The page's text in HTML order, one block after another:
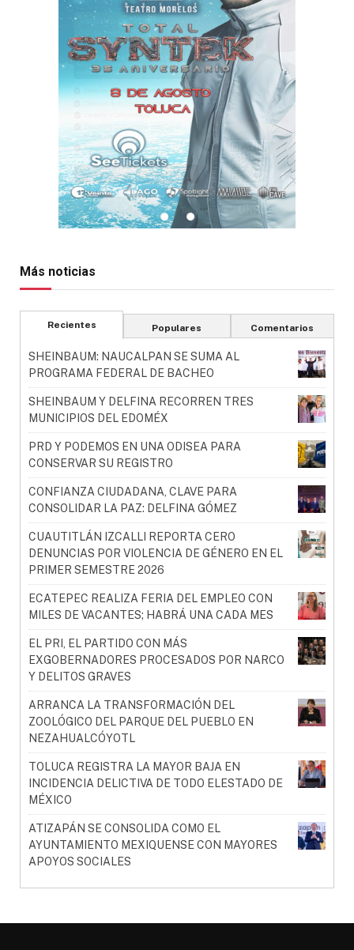
Más noticias
Recientes Populares Comentarios
SHEINBAUM: NAUCALPAN SE SUMA AL
PROGRAMA FEDERAL DE BACHEO
SHEINBAUM Y DELFINA RECORREN TRES
MUNICIPIOS DEL EDOMÉX
PRD Y PODEMOS EN UNA ODISEA PARA
CONSERVAR SU REGISTRO
CONFIANZA CIUDADANA, CLAVE PARA
CONSOLIDAR LA PAZ: DELFINA GÓMEZ
CUAUTITLÁN IZCALLI REPORTA CERO
DENUNCIAS POR VIOLENCIA DE GÉNERO EN EL
PRIMER SEMESTRE 2026
ECATEPEC REALIZA FERIA DEL EMPLEO CON
MILES DE VACANTES; HABRÁ UNA CADA MES
EL PRI, EL PARTIDO CON MÁS
EXGOBERNADORES PROCESADOS POR NARCO
Y DELITOS GRAVES
ARRANCA LA TRANSFORMACIÓN DEL
ZOOLÓGICO DEL PARQUE DEL PUEBLO EN
NEZAHUALCÓYOTL
TOLUCA REGISTRA LA MAYOR BAJA EN
INCIDENCIA DELICTIVA DE TODO ELESTADO DE
MÉXICO
ATIZAPÁN SE CONSOLIDA COMO EL
AYUNTAMIENTO MEXIQUENSE CON MAYORES
APOYOS SOCIALES